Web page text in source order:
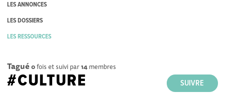
LES ANNONCES
LES DOSSIERS
LES RESSOURCES
Tagué 0fois et suivi par14 membres
SUIVRE
#CULTURE